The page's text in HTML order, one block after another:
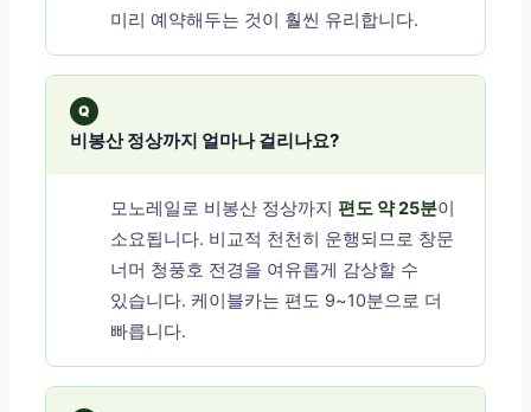
미리 예약해두는 것이 훨씬 유리합니다.
Q
비봉산 정상까지 얼마나 걸리나요?
모노레일로 비봉산 정상까지 편도 약 25분이
소요됩니다. 비교적 천천히 운행되므로 창문
너머 청풍호 전경을 여유롭게 감상할 수
있습니다. 케이블카는 편도 9~10분으로 더
빠릅니다.